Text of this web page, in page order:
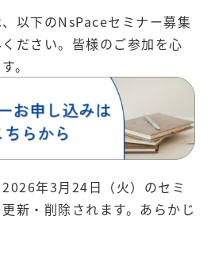
以下のNsPaceセミナー募集
ださい。皆様のご参加を心
。
年3月24日（火）のセミ
新・削除されます。あらかじ